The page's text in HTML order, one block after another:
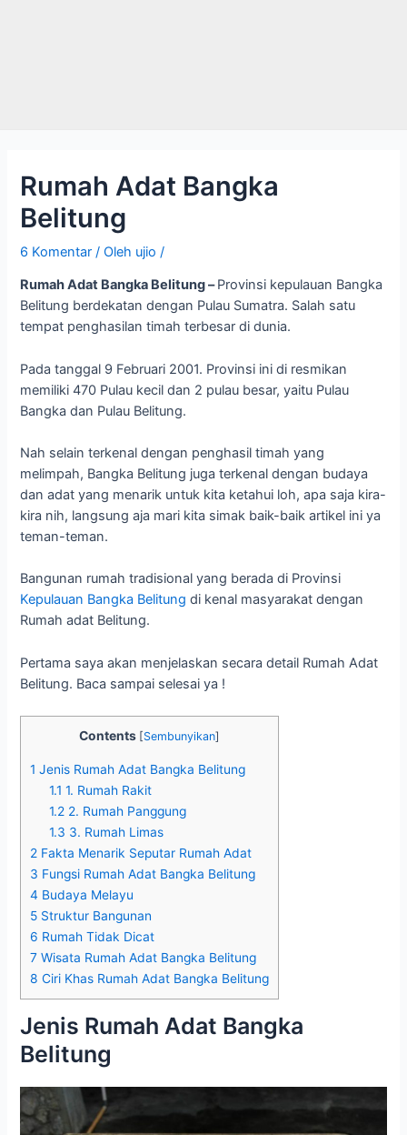
Rumah Adat Bangka
Belitung
6 Komentar / Oleh ujio/
Rumah Adat Bangka Belitung –Provinsi kepulauan Bangka
Belitung berdekatan dengan Pulau Sumatra. Salah satu
tempat penghasilan timah terbesar di dunia.
Pada tanggal 9 Februari 2001. Provinsi ini di resmikan
memiliki 470 Pulau kecil dan 2 pulau besar, yaitu Pulau
Bangka dan Pulau Belitung.
Nah selain terkenal dengan penghasil timah yang
melimpah, Bangka Belitung juga terkenal dengan budaya
dan adat yang menarik untuk kita ketahui loh, apa saja kira-
kira nih, langsung aja mari kita simak baik-baik artikel ini ya
teman-teman.
Bangunan rumah tradisional yang berada di Provinsi
Kepulauan Bangka Belitung di kenal masyarakat dengan
Rumah adat Belitung.
Pertama saya akan menjelaskan secara detail Rumah Adat
Belitung. Baca sampai selesai ya !
Contents [Sembunyikan]
1 Jenis Rumah Adat Bangka Belitung
1.1 1. Rumah Rakit
1.2 2. Rumah Panggung
1.3 3. Rumah Limas
2 Fakta Menarik Seputar Rumah Adat
3 Fungsi Rumah Adat Bangka Belitung
4 Budaya Melayu
5 Struktur Bangunan
6 Rumah Tidak Dicat
7 Wisata Rumah Adat Bangka Belitung
8 Ciri Khas Rumah Adat Bangka Belitung
Jenis Rumah Adat Bangka
Belitung